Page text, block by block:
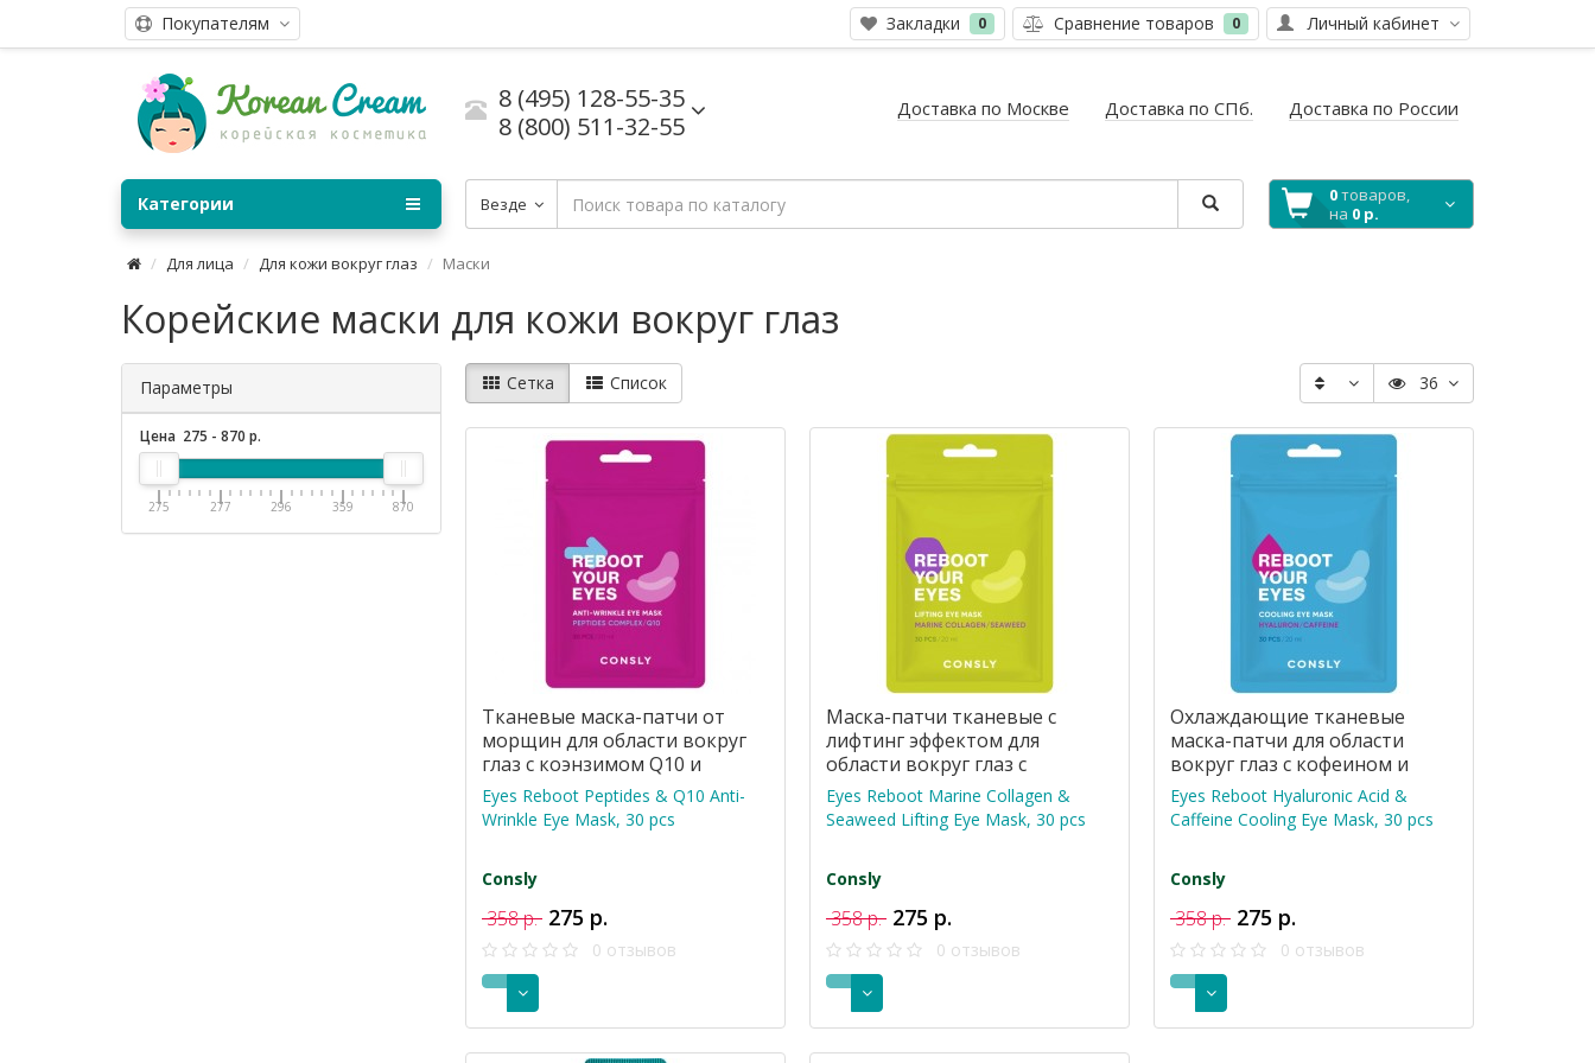
Личный кабинет
Покупателям Закладки 0 Сравнение товаров 0
8 (495) 128-55-35
8 (800) 511-32-55
Доставка по Москве Доставка по СПб. Доставка по России
Везде 0товаров,
на 0 р.
Категории
Для лица Для кожи вокруг глаз Маски
Корейские маски для кожи вокруг глаз
Параметры
Цена 275 - 870 р.
275 277 296 359 870
Сетка Список 36
Тканевые маска-патчи от
морщин для области вокруг
глаз с коэнзимом Q10 и
пептидами, 30 шт
Eyes Reboot Peptides & Q10 Anti-
Wrinkle Eye Mask, 30 pcs
Consly
358 р. 275 р.
0 отзывов
Маска-патчи тканевые с
лифтинг эффектом для
области вокруг глаз с
коллагеном и морскими
водорослями, 30 шт
Eyes Reboot Marine Collagen &
Seaweed Lifting Eye Mask, 30 pcs
Consly
358 р. 275 р.
0 отзывов
Охлаждающие тканевые
маска-патчи для области
вокруг глаз с кофеином и
гиалуроновой кислотой, 30
шт
Eyes Reboot Hyaluronic Acid &
Caffeine Cooling Eye Mask, 30 pcs
Consly
358 р. 275 р.
0 отзывов